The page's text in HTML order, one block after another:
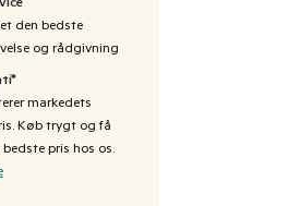
den bedste
og rådgivning
markedets
Køb trygt og få
pris hos os.